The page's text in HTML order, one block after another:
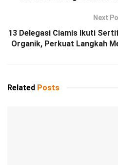
Next
13 Delegasi Ciamis Ikuti
Organik, Perkuat Langkah
Related Posts